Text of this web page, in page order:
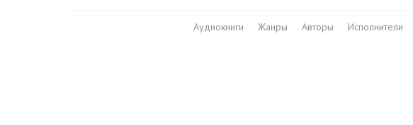
Аудиокниги Жанры Авторы Исполнители